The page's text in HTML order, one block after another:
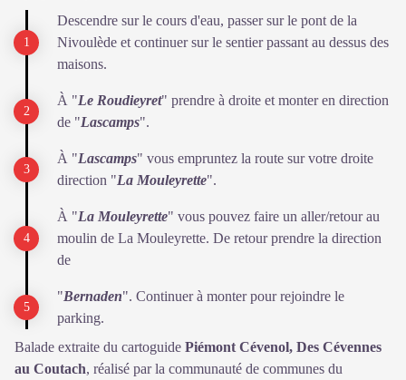
Descendre sur le cours d'eau, passer sur le pont de la
Nivoulède et continuer sur le sentier passant au dessus des
maisons.
À "Le Roudieyret" prendre à droite et monter en direction
de "Lascamps".
À "Lascamps" vous empruntez la route sur votre droite
direction "La Mouleyrette".
À "La Mouleyrette" vous pouvez faire un aller/retour au
moulin de La Mouleyrette. De retour prendre la direction
de
"Bernaden". Continuer à monter pour rejoindre le
parking.
Balade extraite du cartoguide Piémont Cévenol, Des Cévennes
au Coutach, réalisé par la communauté de communes du